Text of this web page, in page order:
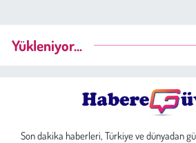
Yükleniyor...
Son dakika haberleri, Türkiye ve dünyadan